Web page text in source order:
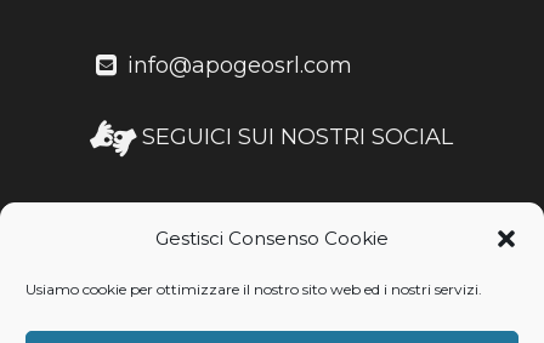
Gestisci Consenso Cookie
Usiamo cookie per ottimizzare il nostro sito web ed i nostri servizi.
info@apogeosrl.com
SEGUICI SUI NOSTRI SOCIAL